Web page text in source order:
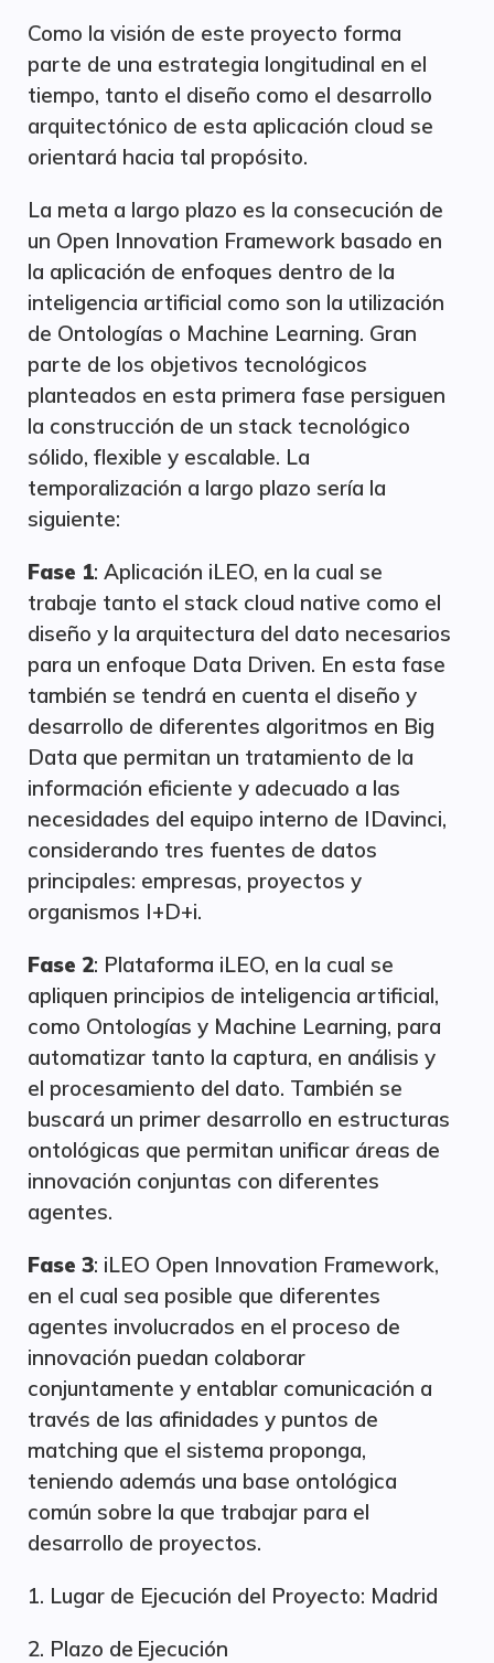
Como la visión de este proyecto forma
parte de una estrategia longitudinal en el
tiempo, tanto el diseño como el desarrollo
arquitectónico de esta aplicación cloud se
orientará hacia tal propósito.
La meta a largo plazo es la consecución de
un Open Innovation Framework basado en
la aplicación de enfoques dentro de la
inteligencia artificial como son la utilización
de Ontologías o Machine Learning. Gran
parte de los objetivos tecnológicos
planteados en esta primera fase persiguen
la construcción de un stack tecnológico
sólido, flexible y escalable. La
temporalización a largo plazo sería la
siguiente:
Fase 1: Aplicación iLEO, en la cual se
trabaje tanto el stack cloud native como el
diseño y la arquitectura del dato necesarios
para un enfoque Data Driven. En esta fase
también se tendrá en cuenta el diseño y
desarrollo de diferentes algoritmos en Big
Data que permitan un tratamiento de la
información eficiente y adecuado a las
necesidades del equipo interno de IDavinci,
considerando tres fuentes de datos
principales: empresas, proyectos y
organismos I+D+i.
Fase 2: Plataforma iLEO, en la cual se
apliquen principios de inteligencia artificial,
como Ontologías y Machine Learning, para
automatizar tanto la captura, en análisis y
el procesamiento del dato. También se
buscará un primer desarrollo en estructuras
ontológicas que permitan unificar áreas de
innovación conjuntas con diferentes
agentes.
Fase 3: iLEO Open Innovation Framework,
en el cual sea posible que diferentes
agentes involucrados en el proceso de
innovación puedan colaborar
conjuntamente y entablar comunicación a
través de las afinidades y puntos de
matching que el sistema proponga,
teniendo además una base ontológica
común sobre la que trabajar para el
desarrollo de proyectos.
1. Lugar de Ejecución del Proyecto: Madrid
2. Plazo de Ejecución